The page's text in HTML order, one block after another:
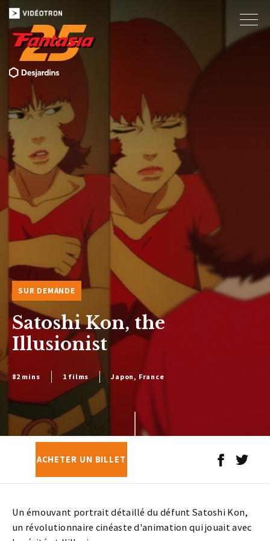
SUR DEMANDE
Satoshi Kon, the
Illusionist
82 mins 1 films Japon, France
ACHETER UN BILLET
Un émouvant portrait détaillé du défunt Satoshi Kon,
un révolutionnaire cinéaste d'animation qui jouait avec